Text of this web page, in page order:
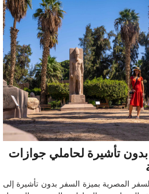
تأشيرة لحاملي جوازات
المصرية بميزة السفر بدون تأشيرة إلى